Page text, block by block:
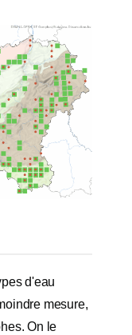
d'eau
mesure,
On le